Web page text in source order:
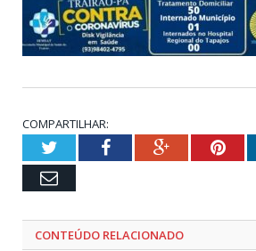
COMPARTILHAR:
TwitterFacebookGoogle+
Email
CONTEÚDO RELACIONADO